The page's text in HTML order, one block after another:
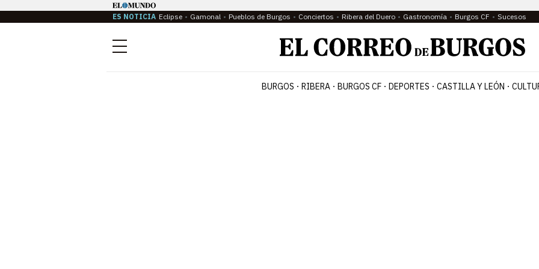
ES NOTICIA Eclipse Gamonal Pueblos de Burgos Conciertos Ribera del Duero Gastronomía Burgos CF Sucesos
Menú
BURGOS RIBERA BURGOS CF DEPORTES CASTILLA Y LEÓN